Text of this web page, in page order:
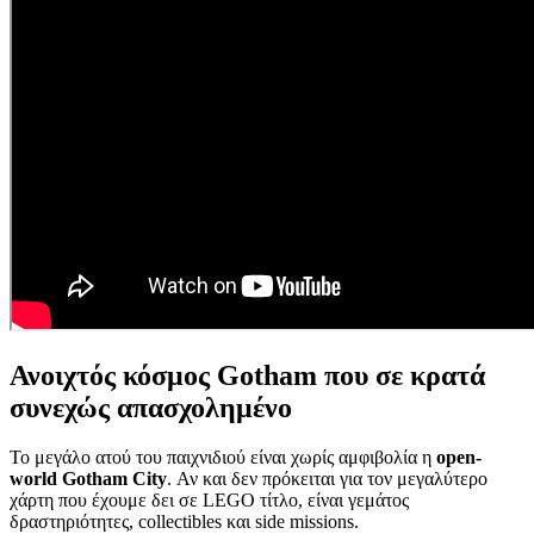
Ανοιχτός κόσμος Gotham που σε κρατά
συνεχώς απασχολημένο
Το μεγάλο ατού του παιχνιδιού είναι χωρίς αμφιβολία η open-
world Gotham City. Αν και δεν πρόκειται για τον μεγαλύτερο
χάρτη που έχουμε δει σε LEGO τίτλο, είναι γεμάτος
δραστηριότητες, collectibles και side missions.